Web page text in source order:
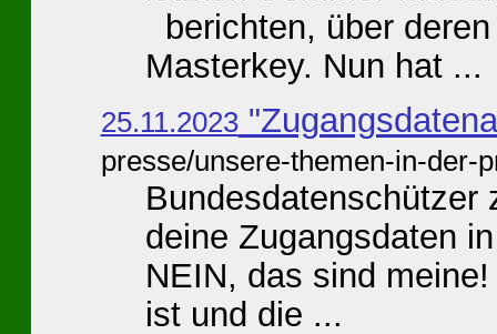
berichten, über
Masterkey. Nun hat ...
25.11.2023
presse/unsere-themen-in-der-
Bundesdatenschützer
deine Zugangsdaten
NEIN, das sind
ist und die ...